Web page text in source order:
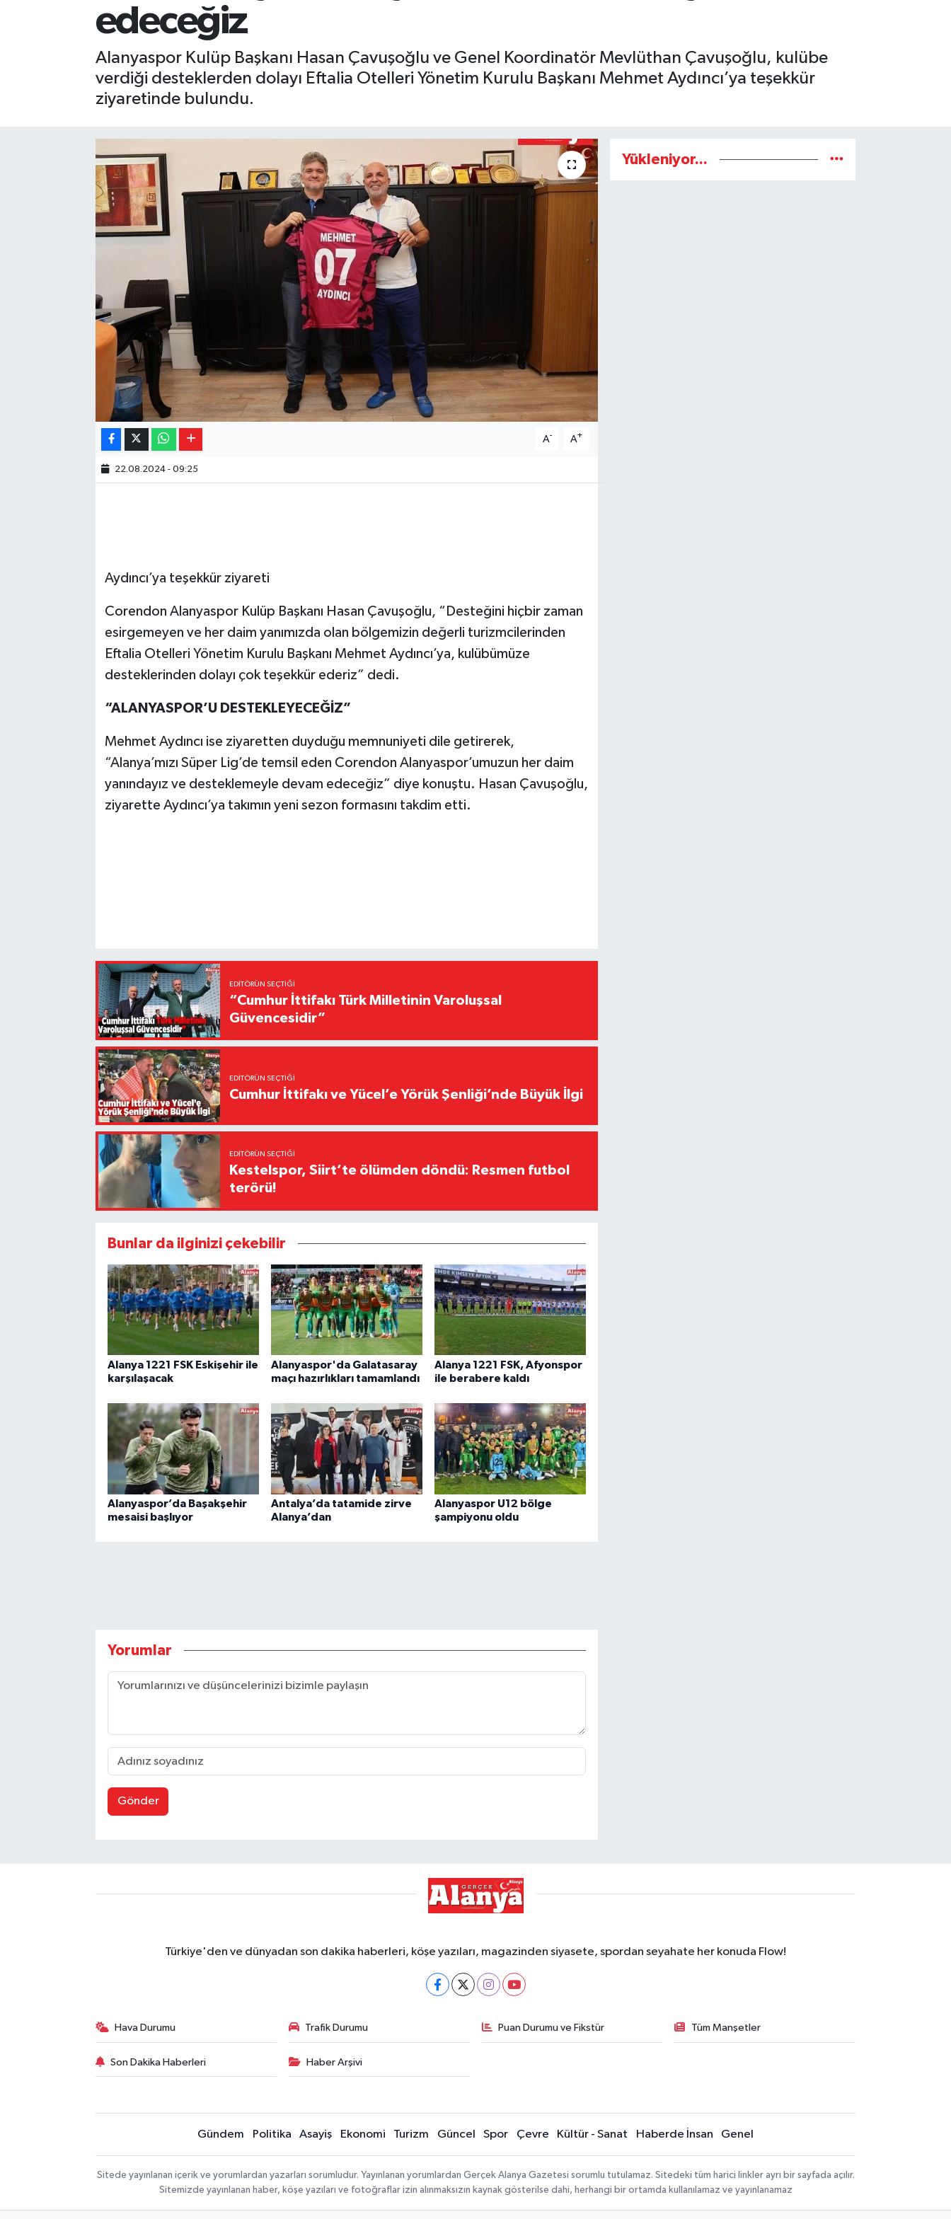
edeceğiz
Alanyaspor Kulüp Başkanı Hasan Çavuşoğlu ve Genel Koordinatör Mevlüthan Çavuşoğlu, kulübe
verdiği desteklerden dolayı Eftalia Otelleri Yönetim Kurulu Başkanı Mehmet Aydıncı’ya teşekkür
ziyaretinde bulundu.
A- A+
22.08.2024 - 09:25
Aydıncı’ya teşekkür ziyareti
Corendon Alanyaspor Kulüp Başkanı Hasan Çavuşoğlu, “Desteğini hiçbir zaman
esirgemeyen ve her daim yanımızda olan bölgemizin değerli turizmcilerinden
Eftalia Otelleri Yönetim Kurulu Başkanı Mehmet Aydıncı’ya, kulübümüze
desteklerinden dolayı çok teşekkür ederiz” dedi.
“ALANYASPOR’U DESTEKLEYECEĞİZ”
Mehmet Aydıncı ise ziyaretten duyduğu memnuniyeti dile getirerek,
“Alanya’mızı Süper Lig’de temsil eden Corendon Alanyaspor’umuzun her daim
yanındayız ve desteklemeyle devam edeceğiz” diye konuştu. Hasan Çavuşoğlu,
ziyarette Aydıncı’ya takımın yeni sezon formasını takdim etti.
EDITÖRÜN SEÇTIĞI
“Cumhur İttifakı Türk Milletinin Varoluşsal
Güvencesidir”
EDITÖRÜN SEÇTIĞI
Cumhur İttifakı ve Yücel’e Yörük Şenliği’nde Büyük İlgi
EDITÖRÜN SEÇTIĞI
Kestelspor, Siirt’te ölümden döndü: Resmen futbol
terörü!
Bunlar da ilginizi çekebilir
Alanya 1221 FSK Eskişehir ile
karşılaşacak
Alanyaspor'da Galatasaray
maçı hazırlıkları tamamlandı
Alanya 1221 FSK, Afyonspor
ile berabere kaldı
Alanyaspor’da Başakşehir
mesaisi başlıyor
Antalya’da tatamide zirve
Alanya’dan
Alanyaspor U12 bölge
şampiyonu oldu
Yorumlar
Gönder
Yükleniyor...
Türkiye'den ve dünyadan son dakika haberleri, köşe yazıları, magazinden siyasete, spordan seyahate her konuda Flow!
Hava Durumu Trafik Durumu Puan Durumu ve Fikstür Tüm Manşetler
Son Dakika Haberleri Haber Arşivi
Gündem Politika Asayiş Ekonomi Turizm Güncel Spor Çevre Kültür - Sanat Haberde İnsan Genel
Sitede yayınlanan içerik ve yorumlardan yazarları sorumludur. Yayınlanan yorumlardan Gerçek Alanya Gazetesi sorumlu tutulamaz. Sitedeki tüm harici linkler ayrı bir sayfada açılır.
Sitemizde yayınlanan haber, köşe yazıları ve fotoğraflar izin alınmaksızın kaynak gösterilse dahi, herhangi bir ortamda kullanılamaz ve yayınlanamaz
Gizlilik İlkeleri - Privacy Policy